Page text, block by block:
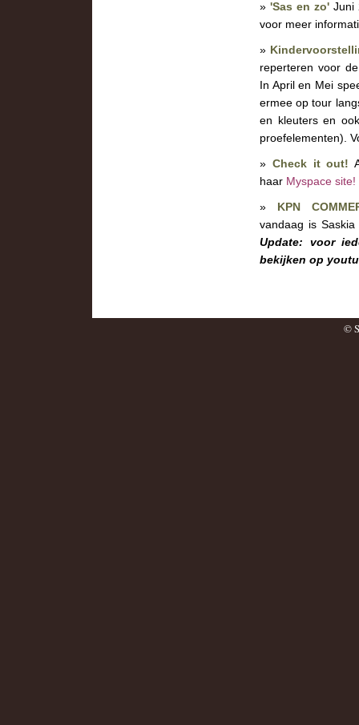
»'Sas en zo' Juni
voor meer
»
reperteren voor
In April en Mei
ermee op tour
en kleuters en
proefelementen).
» Check it out!
haar Myspace site!
»
KPN
vandaag is
Update: voor
bekijken op
©